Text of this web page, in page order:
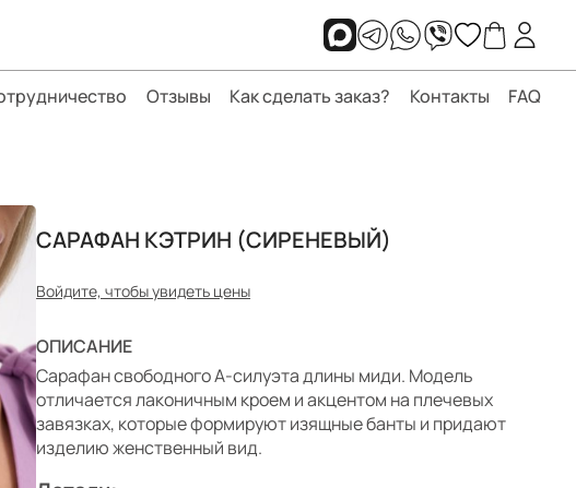
Отзывы Как сделать заказ? Контакты FAQ
САРАФАН КЭТРИН (СИРЕНЕВЫЙ)
Войдите, чтобы увидеть цены
ОПИСАНИЕ
Сарафан свободного А-силуэта длины миди. Модель
отличается лаконичным кроем и акцентом на плечевых
завязках, которые формируют изящные банты и придают
изделию женственный вид.